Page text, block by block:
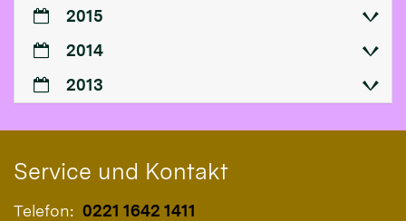
2015
2014
2013
Service und Kontakt
Telefon: 0221 1642 1411